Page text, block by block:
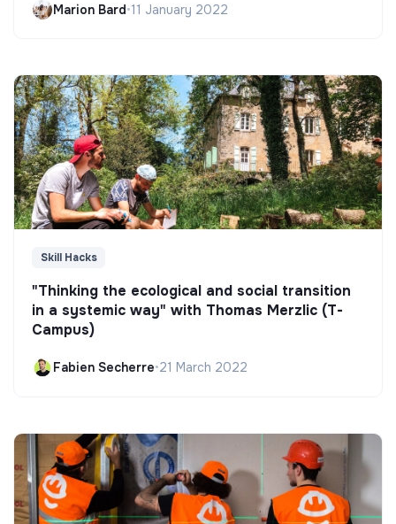
Marion Bard•11 January 2022
Skill Hacks
"Thinking the ecological and social transition
in a systemic way" with Thomas Merzlic (T-
Campus)
Fabien Secherre•21 March 2022